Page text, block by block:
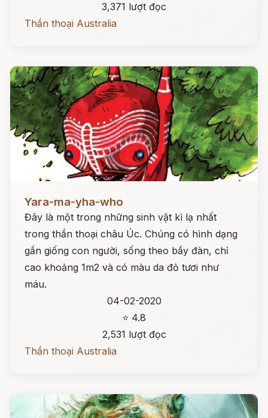
3,371 lượt đọc
Thần thoại Australia
Yara-ma-yha-who
Đây là một trong những sinh vật kì lạ nhất
trong thần thoại châu Úc. Chúng có hình dạng
gần giống con người, sống theo bầy đàn, chỉ
cao khoảng 1m2 và có màu da đỏ tươi như
máu.
04-02-2020
⭐ 4.8
2,531 lượt đọc
Thần thoại Australia